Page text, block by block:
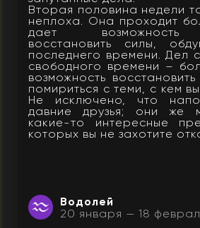
Вторая половина недели
неплоха. Она проходит
дает возможность
восстановить силы,
последнего времени. Дел
свободного времени –
возможность
помириться с теми, с кем
Не исключено, что
давние друзья; они же
какие-то интересные
которых вы не захотите
Водолей
20 января — 18